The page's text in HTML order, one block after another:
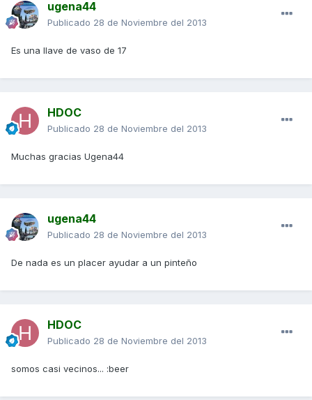
ugena44
Publicado 28 de Noviembre del 2013
Es una llave de vaso de 17
HDOC
Publicado 28 de Noviembre del 2013
Muchas gracias Ugena44
ugena44
Publicado 28 de Noviembre del 2013
De nada es un placer ayudar a un pinteño
HDOC
Publicado 28 de Noviembre del 2013
somos casi vecinos... :beer